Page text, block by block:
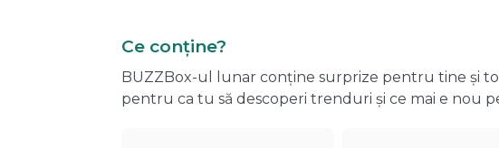
Ce conține?
BUZZBox-ul lunar conține surprize pentru tine și
pentru ca tu să descoperi trenduri și ce mai e nou